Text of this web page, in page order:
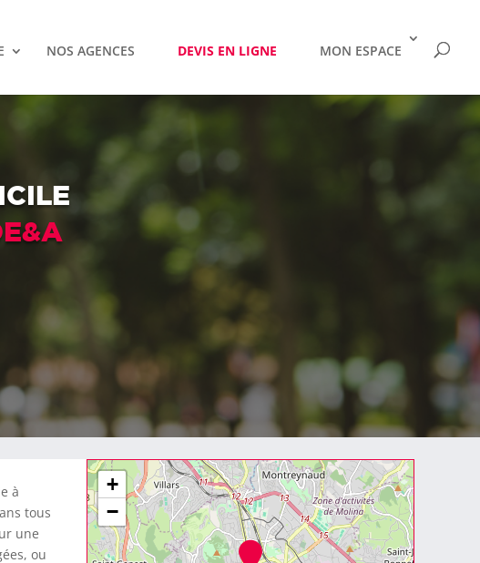
NOS AGENCES DEVIS EN LIGNE MON ESPACE
à
tous
une
ou
+
−